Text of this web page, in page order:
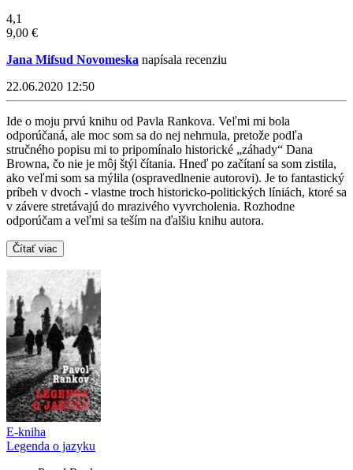
4,1
9,00 €
Jana Mifsud Novomeska napísala recenziu
22.06.2020 12:50
Ide o moju prvú knihu od Pavla Rankova. Veľmi mi bola
odporúčaná, ale moc som sa do nej nehrnula, pretože podľa
stručného popisu mi to pripomínalo historické „záhady“ Dana
Browna, čo nie je môj štýl čítania. Hneď po začítaní sa som zistila,
ako veľmi som sa mýlila (ospravedlnenie autorovi). Je to fantastický
príbeh v dvoch - vlastne troch historicko-politických líniách, ktoré sa
v závere stretávajú do mrazivého vyvrcholenia. Rozhodne
odporúčam a veľmi sa teším na ďalšiu knihu autora.
Čítať viac
E-kniha
Legenda o jazyku